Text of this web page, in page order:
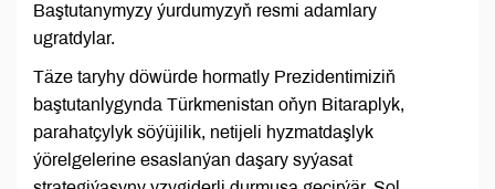
Baştutanymyzy ýurdumyzyň resmi adamlary
ugratdylar.
Täze taryhy döwürde hormatly Prezidentimiziň
baştutanlygynda Türkmenistan oňyn Bitaraplyk,
parahatçylyk söýüjilik, netijeli hyzmatdaşlyk
ýörelgelerine esaslanýan daşary syýasat